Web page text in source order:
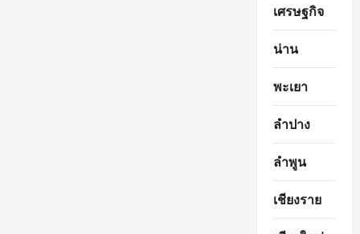
เศรษฐกิจ
น่าน
พะเยา
ลำปาง
ลำพูน
เชียงราย